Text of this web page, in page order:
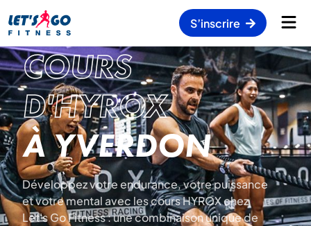
S’inscrire
COURS
D'HYROX
À YVERDON
Développez votre endurance, votre puissance
et votre mental avec les cours HYROX chez
Let's Go Fitness : une combinaison unique de